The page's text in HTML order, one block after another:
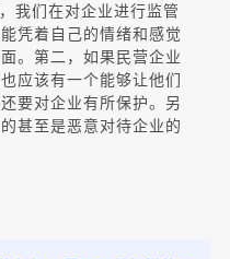
我们在对企业进行监管
凭着自己的情绪和感觉
。第二，如果民营企业
应该有一个能够让他们
要对企业有所保护。另
甚至是恶意对待企业的